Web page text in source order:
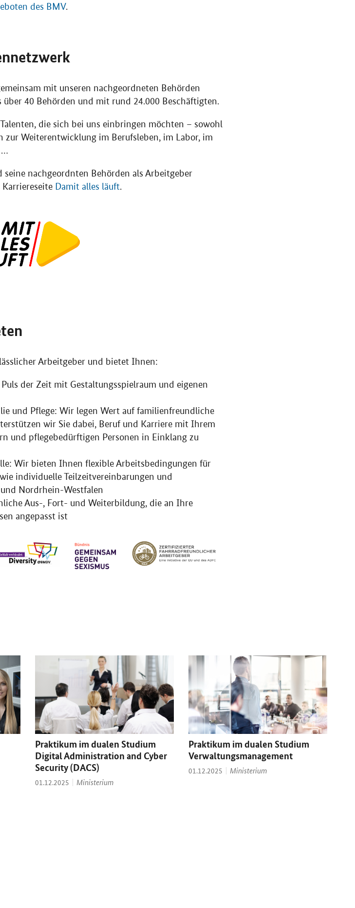
des BMV.
mit unseren nachgeordneten Behörden
40 Behörden und mit rund 24.000 Beschäftigten.
die sich bei uns einbringen möchten – sowohl
zur Weiterentwicklung im Berufsleben, im Labor, im
…
nachgeordnten Behörden als Arbeitgeber
Karriereseite Damit alles läuft.
Arbeitgeber und bietet Ihnen:
der Zeit mit Gestaltungsspielraum und eigenen
und Pflege: Wir legen Wert auf familienfreundliche
wir Sie dabei, Beruf und Karriere mit Ihrem
und pflegebedürftigen Personen in Einklang zu
Wir bieten Ihnen flexible Arbeitsbedingungen für
individuelle Teilzeitvereinbarungen und
Nordrhein-Westfalen
Aus-, Fort- und Weiterbildung, die an Ihre
angepasst ist
Praktikum im dualen Studium
Digital Administration and Cyber
Security (DACS)
Datum:
01.12.2025 Thema:
Ministerium
Praktikum im dualen Studium
Verwaltungsmanagement
Datum:
01.12.2025 Thema:
Ministerium